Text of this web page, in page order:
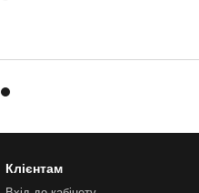
Клієнтам